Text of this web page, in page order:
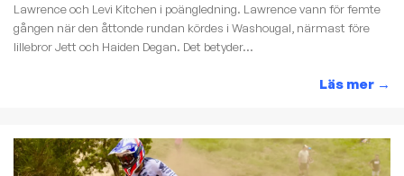
Lawrence och Levi Kitchen i poängledning. Lawrence vann för femte
gången när den åttonde rundan kördes i Washougal, närmast före
lillebror Jett och Haiden Degan. Det betyder...
Läs mer →